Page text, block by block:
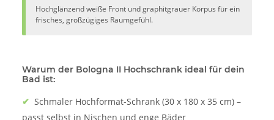
Hochglänzend weiße Front und graphitgrauer Korpus für ein
frisches, großzügiges Raumgefühl.
Warum der Bologna II Hochschrank ideal für dein
Bad ist:
✔ Schmaler Hochformat-Schrank (30 x 180 x 35 cm) –
passt selbst in Nischen und enge Bäder